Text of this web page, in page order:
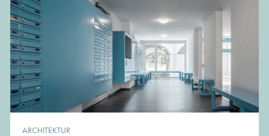
ARCHITEKTUR